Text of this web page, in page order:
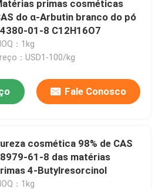
especiais
primas cosméticas
do α-Arbutin branco do pó
01-8 C12H16O7
：1kg
：USD1-100/kg
Fale Conosco
cosmética 98% de CAS
61-8 das matérias
4-Butylresorcinol
：1kg